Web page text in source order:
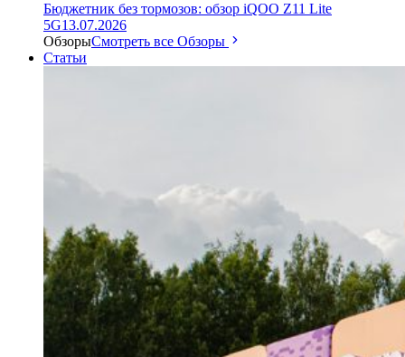
Бюджетник без тормозов: обзор iQOO Z11 Lite
5G13.07.2026
ОбзорыСмотреть все Обзоры
Статьи